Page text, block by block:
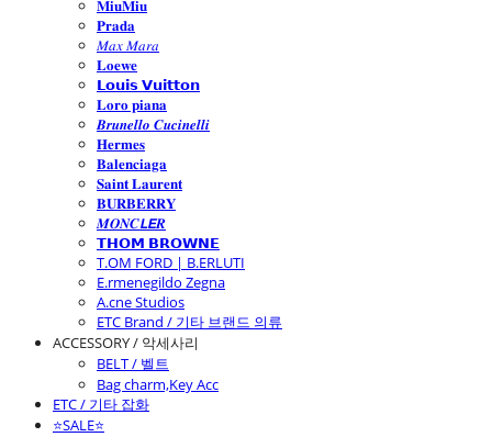
𝐌𝐢𝐮𝐌𝐢𝐮
𝐏𝐫𝐚𝐝𝐚
𝑀𝑎𝑥 𝑀𝑎𝑟𝑎
𝐋𝐨𝐞𝐰𝐞
𝗟𝗼𝘂𝗶𝘀 𝗩𝘂𝗶𝘁𝘁𝗼𝗻
𝐋𝐨𝐫𝐨 𝐩𝐢𝐚𝐧𝐚
𝑩𝒓𝒖𝒏𝒆𝒍𝒍𝒐 𝑪𝒖𝒄𝒊𝒏𝒆𝒍𝒍𝒊
𝐇𝐞𝐫𝐦𝐞𝐬
𝐁𝐚𝐥𝐞𝐧𝐜𝐢𝐚𝐠𝐚
𝐒𝐚𝐢𝐧𝐭 𝐋𝐚𝐮𝐫𝐞𝐧𝐭
𝐁𝐔𝐑𝐁𝐄𝐑𝐑𝐘
𝑴𝑶𝑵𝑪𝙇𝙀𝑹
𝗧𝗛𝗢𝗠 𝗕𝗥𝗢𝗪𝗡𝗘
T.OM FORD | B.ERLUTI
E.rmenegildo Zegna
A.cne Studios
ETC Brand / 기타 브랜드 의류
ACCESSORY / 악세사리
BELT / 벨트
Bag charm,Key Acc
ETC / 기타 잡화
⭐SALE⭐